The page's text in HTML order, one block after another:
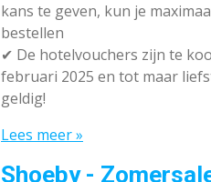
kans te geven, kun je
bestellen
✔ De hotelvouchers zijn te
februari 2025 en tot maar
geldig!
Lees meer »
Shoeby -